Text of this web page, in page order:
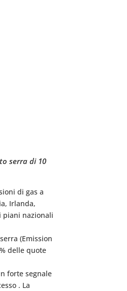
serra di 10
di gas a
Irlanda,
piani nazionali
(Emission
delle quote
forte segnale
. La